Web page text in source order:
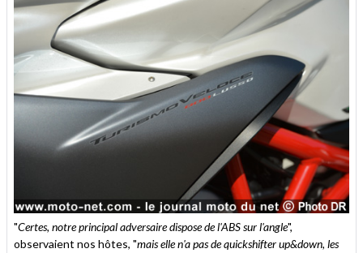
"Certes, notre principal adversaire dispose de l'ABS sur l'angle",
observaient nos hôtes, "mais elle n'a pas de quickshifter up&down, les